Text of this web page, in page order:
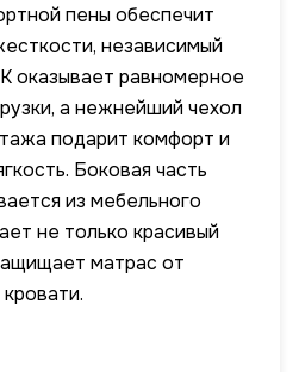
пены обеспечит
независимый
оказывает равномерное
а нежнейший чехол
подарит комфорт и
Боковая часть
из мебельного
не только красивый
матрас от